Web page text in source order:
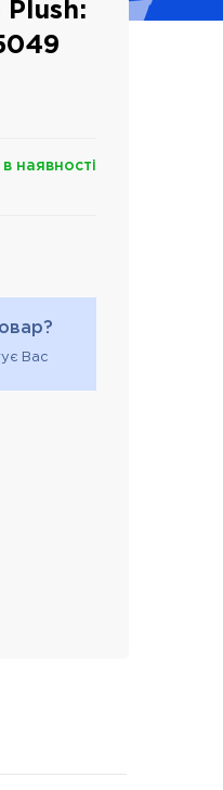
наявності
Вас